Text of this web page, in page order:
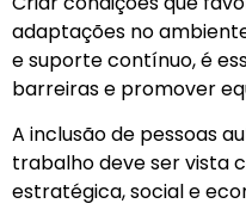
adaptações no
e suporte contínuo, é
barreiras e promover
A inclusão de pessoas
trabalho deve ser vista
estratégica, social e